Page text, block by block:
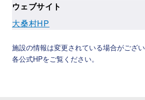
ウェブサイト
大桑村HP
施設の情報は変更されている場合がござ
各公式HPをご覧ください。